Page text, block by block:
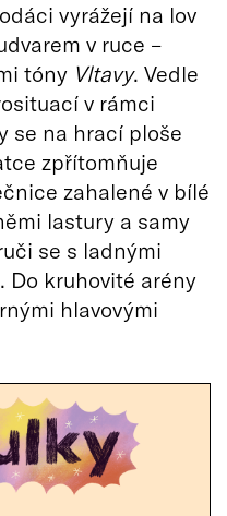
vyrážejí na lov
v ruce –
tóny Vltavy. Vedle
v rámci
se na hrací ploše
zpřítomňuje
zahalené v bílé
lastury a samy
se s ladnými
Do kruhovité arény
hlavovými